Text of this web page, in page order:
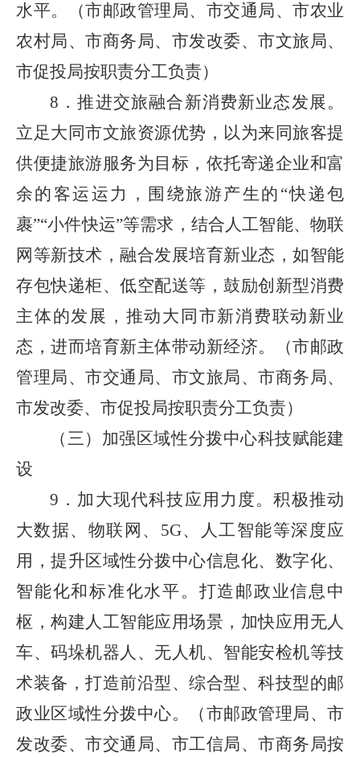
水平。（市邮政管理局、市交通局、市农业
农村局、市商务局、市发改委、市文旅局、
市促投局按职责分工负责）
8．推进交旅融合新消费新业态发展。
立足大同市文旅资源优势，以为来同旅客提
供便捷旅游服务为目标，依托寄递企业和富
余的客运运力，围绕旅游产生的“快递包
裹”“小件快运”等需求，结合人工智能、物联
网等新技术，融合发展培育新业态，如智能
存包快递柜、低空配送等，鼓励创新型消费
主体的发展，推动大同市新消费联动新业
态，进而培育新主体带动新经济。（市邮政
管理局、市交通局、市文旅局、市商务局、
市发改委、市促投局按职责分工负责）
（三）加强区域性分拨中心科技赋能建
设
9．加大现代科技应用力度。积极推动
大数据、物联网、5G、人工智能等深度应
用，提升区域性分拨中心信息化、数字化、
智能化和标准化水平。打造邮政业信息中
枢，构建人工智能应用场景，加快应用无人
车、码垛机器人、无人机、智能安检机等技
术装备，打造前沿型、综合型、科技型的邮
政业区域性分拨中心。（市邮政管理局、市
发改委、市交通局、市工信局、市商务局按